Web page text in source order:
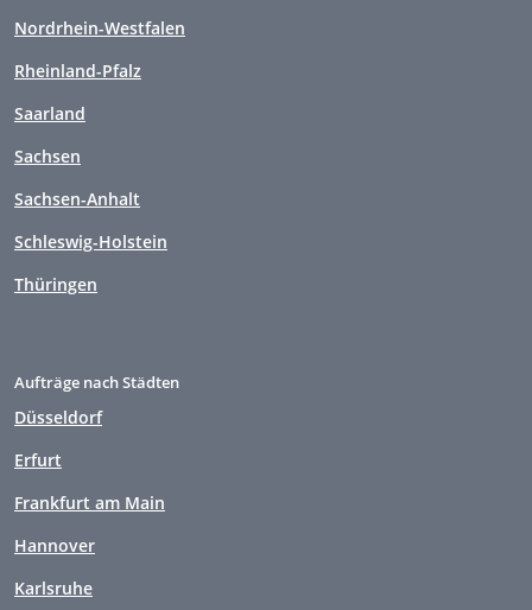
Nordrhein-Westfalen
Rheinland-Pfalz
Saarland
Sachsen
Sachsen-Anhalt
Schleswig-Holstein
Thüringen
Aufträge nach Städten
Düsseldorf
Erfurt
Frankfurt am Main
Hannover
Karlsruhe